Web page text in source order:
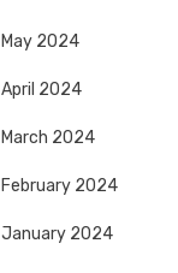
May 2024
April 2024
March 2024
February 2024
January 2024